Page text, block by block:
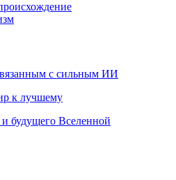
с сильным ИИ
к лучшему
будущего Вселенной